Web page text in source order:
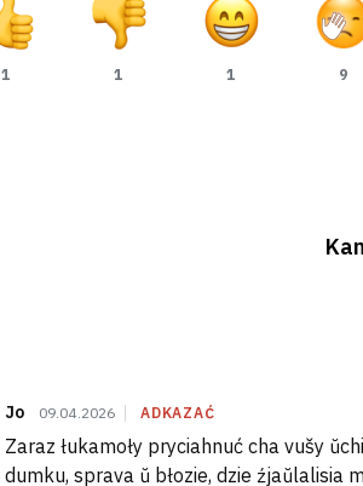
1 1 1 9
Jo 09.04.2026 ADKAZAĆ
Zaraz łukamoły pryciahnuć cha vušy
dumku, sprava ŭ błozie, dzie źjaŭlalisia